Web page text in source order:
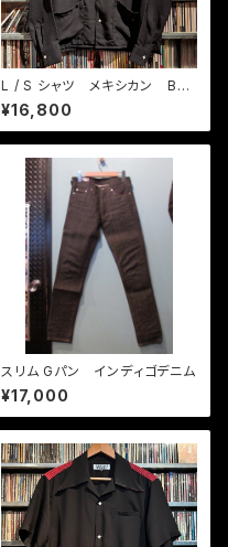
L / S シャツ メキシカン BK /
クリーム
¥16,800
スリム Gパン インディゴデニム
¥17,000